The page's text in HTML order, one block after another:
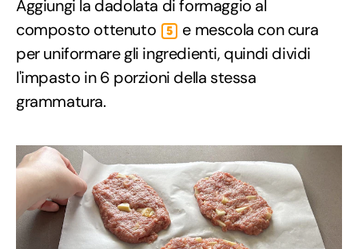
Aggiungi la dadolata di formaggio al
composto ottenuto
5
e mescola con cura
per uniformare gli ingredienti, quindi dividi
l'impasto in 6 porzioni della stessa
grammatura.